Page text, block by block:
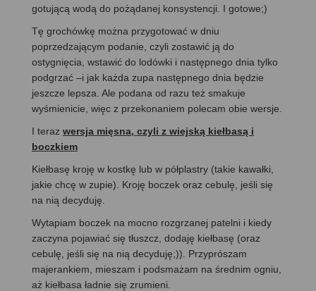
gotującą wodą do pożądanej konsystencji. I gotowe;)
Tę grochówkę można przygotować w dniu
poprzedzającym podanie, czyli zostawić ją do
ostygnięcia, wstawić do lodówki i następnego dnia tylko
podgrzać –i jak każda zupa następnego dnia będzie
jeszcze lepsza. Ale podana od razu też smakuje
wyśmienicie, więc z przekonaniem polecam obie wersje.
I teraz wersja mięsna, czyli z wiejską kiełbasą i
boczkiem
Kiełbasę kroję w kostkę lub w półplastry (takie kawałki,
jakie chcę w zupie). Kroję boczek oraz cebulę, jeśli się
na nią decyduję.
Wytapiam boczek na mocno rozgrzanej patelni i kiedy
zaczyna pojawiać się tłuszcz, dodaję kiełbasę (oraz
cebulę, jeśli się na nią decyduję;)). Przyprószam
majerankiem, mieszam i podsmażam na średnim ogniu,
aż kiełbasa ładnie się zrumieni.